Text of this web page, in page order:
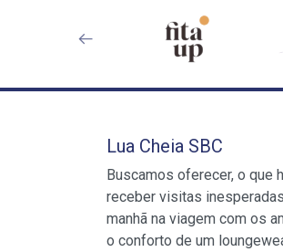
Lua Cheia SBC
Buscamos oferecer, o que
receber visitas
manhã na viagem com os
o conforto de um